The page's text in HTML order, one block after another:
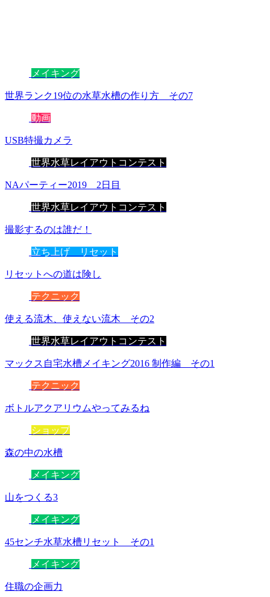
メイキング
世界ランク19位の水草水槽の作り方 その7
動画
USB特撮カメラ
世界水草レイアウトコンテスト
NAパーティー2019 2日目
世界水草レイアウトコンテスト
撮影するのは誰だ！
立ち上げ リセット
リセットへの道は険し
テクニック
使える流木、使えない流木 その2
世界水草レイアウトコンテスト
マックス自宅水槽メイキング2016 制作編 その1
テクニック
ボトルアクアリウムやってみるね
ショップ
森の中の水槽
メイキング
山をつくる3
メイキング
45センチ水草水槽リセット その1
メイキング
住職の企画力